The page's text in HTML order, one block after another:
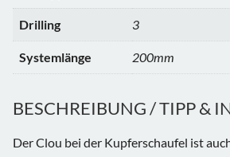
Drilling 3
Systemlänge 200mm
BESCHREIBUNG / TIPP &
Der Clou bei der Kupferschaufel ist